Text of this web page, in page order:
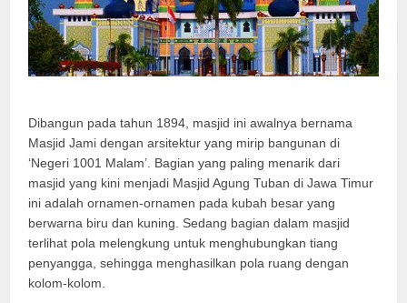
Dibangun pada tahun 1894, masjid ini awalnya bernama
Masjid Jami dengan arsitektur yang mirip bangunan di
‘Negeri 1001 Malam’. Bagian yang paling menarik dari
masjid yang kini menjadi Masjid Agung Tuban di Jawa Timur
ini adalah ornamen-ornamen pada kubah besar yang
berwarna biru dan kuning. Sedang bagian dalam masjid
terlihat pola melengkung untuk menghubungkan tiang
penyangga, sehingga menghasilkan pola ruang dengan
kolom-kolom.